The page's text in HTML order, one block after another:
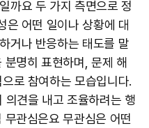
까요 두 가지 측면으로 정
은 어떤 일이나 상황에 대
거나 반응하는 태도를 말
명히 표현하며, 문제 해
로 참여하는 모습입니다.
의견을 내고 조율하려는 행
관심은요 무관심은 어떤